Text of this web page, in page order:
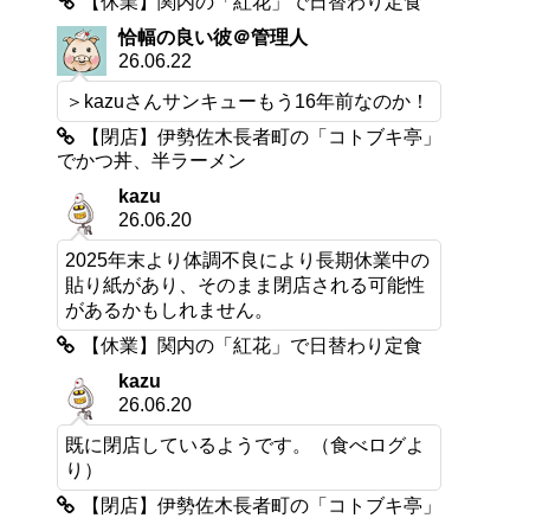
恰幅の良い彼＠管理人
26.06.22
＞kazuさんサンキューもう16年前なのか！
【閉店】伊勢佐木長者町の「コトブキ亭」
でかつ丼、半ラーメン
kazu
26.06.20
2025年末より体調不良により長期休業中の
貼り紙があり、そのまま閉店される可能性
があるかもしれません。
【休業】関内の「紅花」で日替わり定食
kazu
26.06.20
既に閉店しているようです。（食べログよ
り）
【閉店】伊勢佐木長者町の「コトブキ亭」